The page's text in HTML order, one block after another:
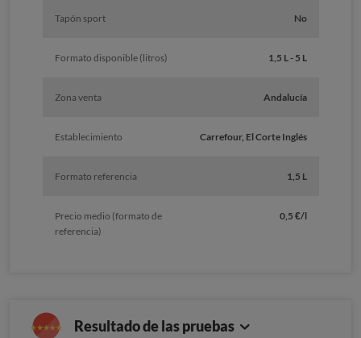
Tapón sport No
Formato disponible (litros) 1,5 L - 5 L
Zona venta Andalucía
Establecimiento Carrefour, El Corte Inglés
Formato referencia 1,5 L
Precio medio (formato de
referencia)
0,5 €/l
Resultado de las pruebas